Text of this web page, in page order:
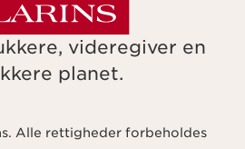
videregiver en
planet.
Alle rettigheder forbeholdes